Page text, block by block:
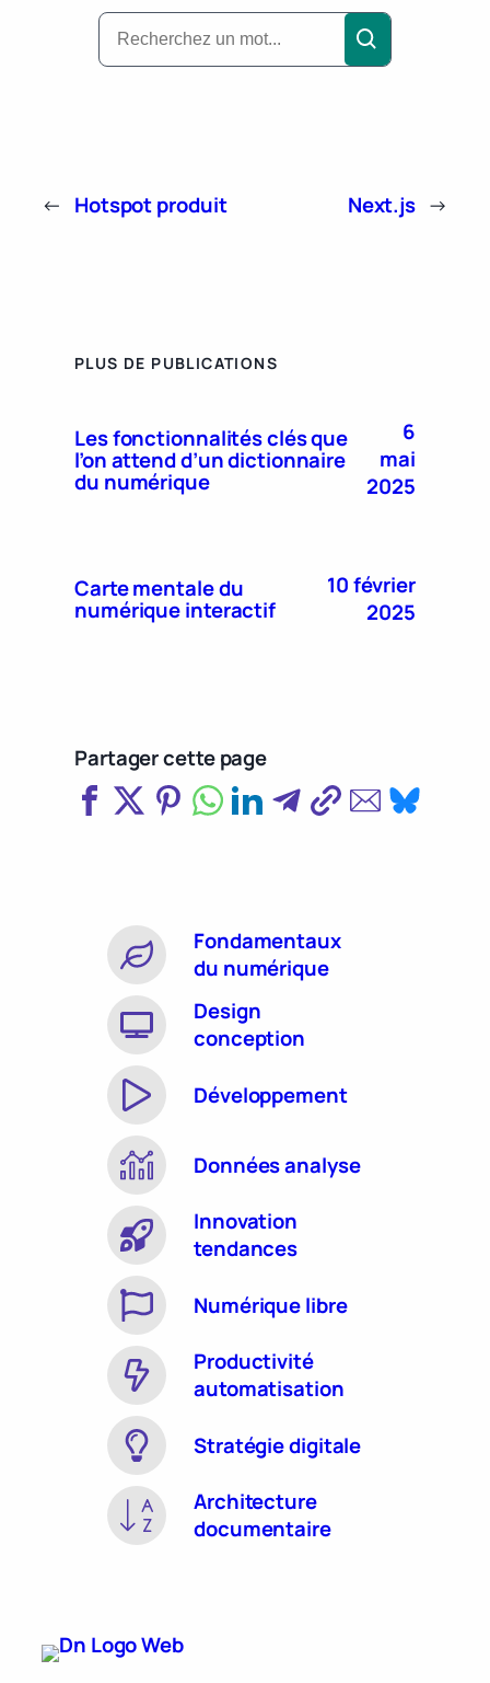
← Hotspot produit Next.js →
PLUS DE PUBLICATIONS
Les fonctionnalités clés que
l’on attend d’un dictionnaire
du numérique
6
mai
2025
Carte mentale du
numérique interactif
10 février
2025
Partager cette page
Fondamentaux
du numérique
Design
conception
Développement
Données analyse
Innovation
tendances
Numérique libre
Productivité
automatisation
Stratégie digitale
Architecture
documentaire